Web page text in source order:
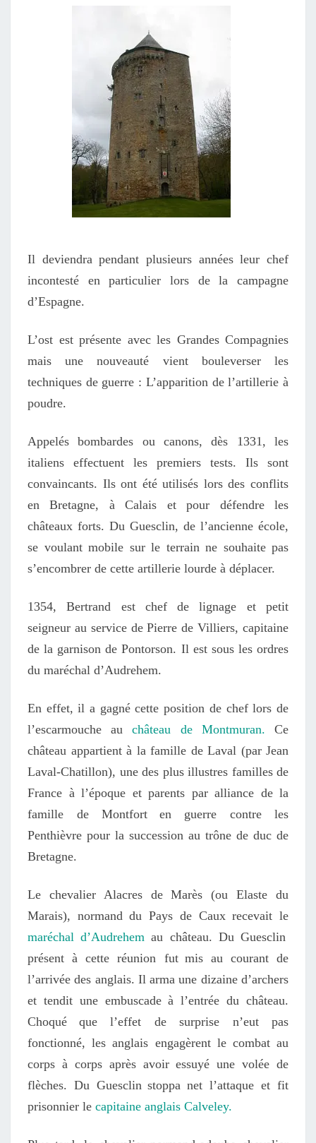
Il deviendra pendant plusieurs années leur chef
incontesté en particulier lors de la campagne
d’Espagne.
L’ost est présente avec les Grandes Compagnies
mais une nouveauté vient bouleverser les
techniques de guerre : L’apparition de l’artillerie à
poudre.
Appelés bombardes ou canons, dès 1331, les
italiens effectuent les premiers tests. Ils sont
convaincants. Ils ont été utilisés lors des conflits
en Bretagne, à Calais et pour défendre les
châteaux forts. Du Guesclin, de l’ancienne école,
se voulant mobile sur le terrain ne souhaite pas
s’encombrer de cette artillerie lourde à déplacer.
1354, Bertrand est chef de lignage et petit
seigneur au service de Pierre de Villiers, capitaine
de la garnison de Pontorson. Il est sous les ordres
du maréchal d’Audrehem.
En effet, il a gagné cette position de chef lors de
l’escarmouche au château de Montmuran. Ce
château appartient à la famille de Laval (par Jean
Laval-Chatillon), une des plus illustres familles de
France à l’époque et parents par alliance de la
famille de Montfort
en guerre contre les
Penthièvre pour la succession au trône de duc de
Bretagne.
Le chevalier Alacres de Marès (ou Elaste du
Marais), normand duPays de Caux recevait le
maréchal d’Audrehem au château. Du Guesclin
présent à cette réunion fut mis au courant de
l’arrivée des anglais. Il arma une dizained’archers
et tendit une embuscade à l’entrée du château.
Choqué
que l’effet de surprise n’eut pas
fonctionné,les anglais engagèrent le combat au
corps à corps après avoir essuyé une volée de
flèches. Du Guesclin stoppa net l’attaque et fit
prisonnier le capitaine anglais Calveley.